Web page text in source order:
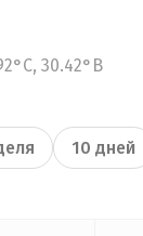
30.42°В
10 дней